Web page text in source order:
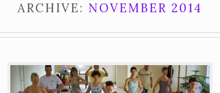
Magamról
Tanfolyamok
ARCHIVE: NOVEMBER 2014